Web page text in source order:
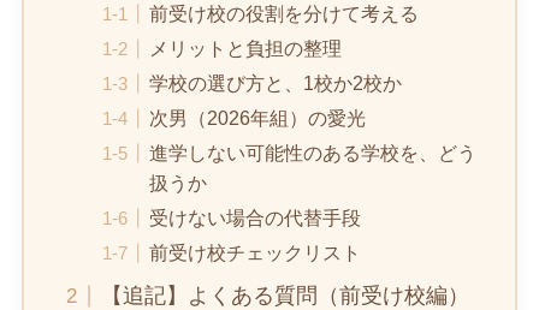
前受け校の役割を分けて考える
メリットと負担の整理
学校の選び方と、1校か2校か
次男（2026年組）の愛光
進学しない可能性のある学校を、どう
扱うか
受けない場合の代替手段
前受け校チェックリスト
【追記】よくある質問（前受け校編）